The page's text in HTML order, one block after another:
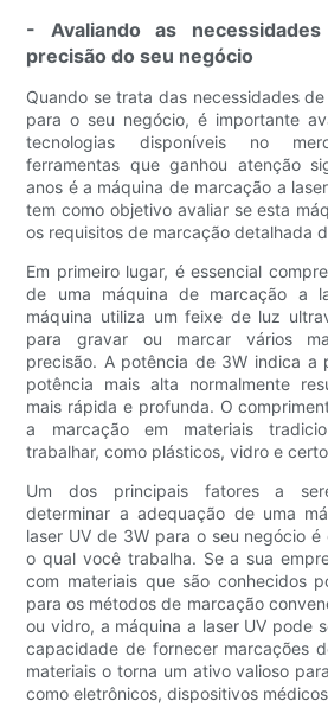
- Avaliando as
precisão do seu negócio
Quando se trata das necessidades
para o seu negócio, é importante
tecnologias disponíveis no
ferramentas que ganhou atenção
anos é a máquina de marcação a
tem como objetivo avaliar se esta
os requisitos de marcação detalhada
Em primeiro lugar, é essencial
de uma máquina de marcação a
máquina utiliza um feixe de luz
para gravar ou marcar vários
precisão. A potência de 3W indica a
potência mais alta normalmente
mais rápida e profunda. O
a marcação em materiais
trabalhar, como plásticos, vidro e
Um dos principais fatores a
determinar a adequação de uma
laser UV de 3W para o seu negócio
o qual você trabalha. Se a sua
com materiais que são conhecidos
para os métodos de marcação
ou vidro, a máquina a laser UV pode
capacidade de fornecer marcações
materiais o torna um ativo valioso
como eletrônicos, dispositivos